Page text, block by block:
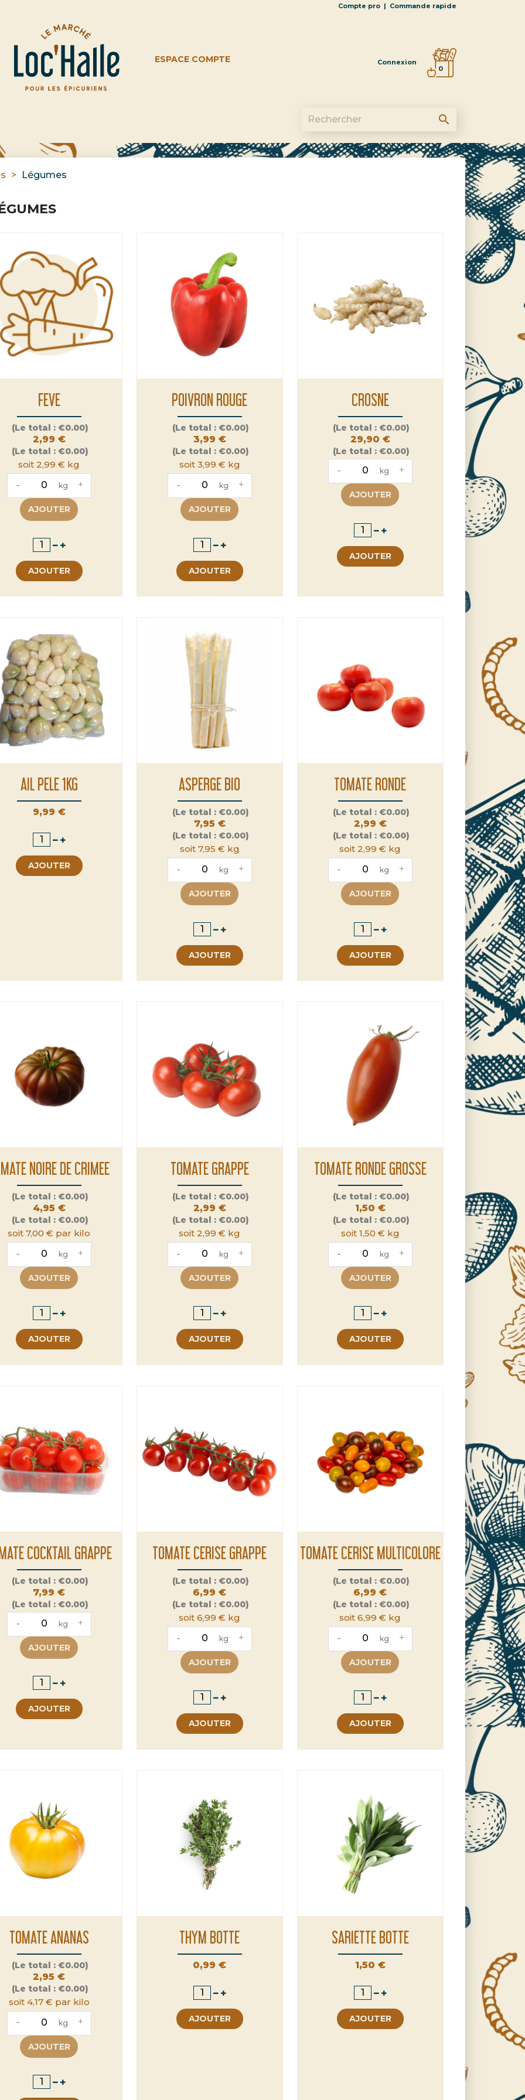
Compte pro | Commande rapide
ESPACE COMPTE Connexion
0
search
Légumes
FEVE
Prix
(Le total : €0.00)
2,99 €
(Le total : €0.00)
soit 2,99 € kg
- kg +
AJOUTER
AJOUTER
POIVRON ROUGE
Prix
(Le total : €0.00)
3,99 €
(Le total : €0.00)
soit 3,99 € kg
- kg +
AJOUTER
AJOUTER
CROSNE
Prix
(Le total : €0.00)
29,90 €
(Le total : €0.00)
- kg +
AJOUTER
AJOUTER
AIL PELE 1KG
Prix
9,99 €
AJOUTER
ASPERGE BIO
Prix
(Le total : €0.00)
7,95 €
(Le total : €0.00)
soit 7,95 € kg
- kg +
AJOUTER
AJOUTER
TOMATE RONDE
Prix
(Le total : €0.00)
2,99 €
(Le total : €0.00)
soit 2,99 € kg
- kg +
AJOUTER
AJOUTER
NOIRE DE CRIMEE
Prix
(Le total : €0.00)
4,95 €
(Le total : €0.00)
soit 7,00 € par kilo
- kg +
AJOUTER
AJOUTER
TOMATE GRAPPE
Prix
(Le total : €0.00)
2,99 €
(Le total : €0.00)
soit 2,99 € kg
- kg +
AJOUTER
AJOUTER
TOMATE RONDE GROSSE
Prix
(Le total : €0.00)
1,50 €
(Le total : €0.00)
soit 1,50 € kg
- kg +
AJOUTER
AJOUTER
COCKTAIL GRAPPE
Prix
(Le total : €0.00)
7,99 €
(Le total : €0.00)
- kg +
AJOUTER
AJOUTER
TOMATE CERISE GRAPPE
Prix
(Le total : €0.00)
6,99 €
(Le total : €0.00)
soit 6,99 € kg
- kg +
AJOUTER
AJOUTER
TOMATE CERISE MULTICOLORE
Prix
(Le total : €0.00)
6,99 €
(Le total : €0.00)
soit 6,99 € kg
- kg +
AJOUTER
AJOUTER
TOMATE ANANAS
Prix
(Le total : €0.00)
2,95 €
(Le total : €0.00)
soit 4,17 € par kilo
- kg +
AJOUTER
THYM BOTTE
Prix
0,99 €
AJOUTER
SARIETTE BOTTE
Prix
1,50 €
AJOUTER